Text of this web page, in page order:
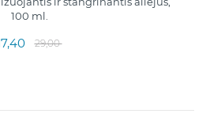
100 ml.
29,00